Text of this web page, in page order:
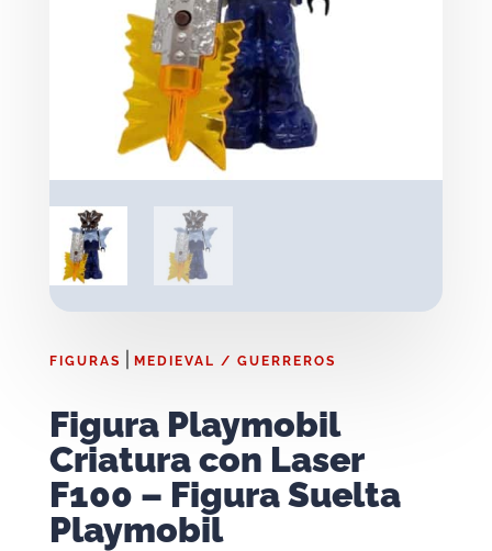
FIGURAS MEDIEVAL / GUERREROS
Figura Playmobil
Criatura con Laser
F100 – Figura Suelta
Playmobil